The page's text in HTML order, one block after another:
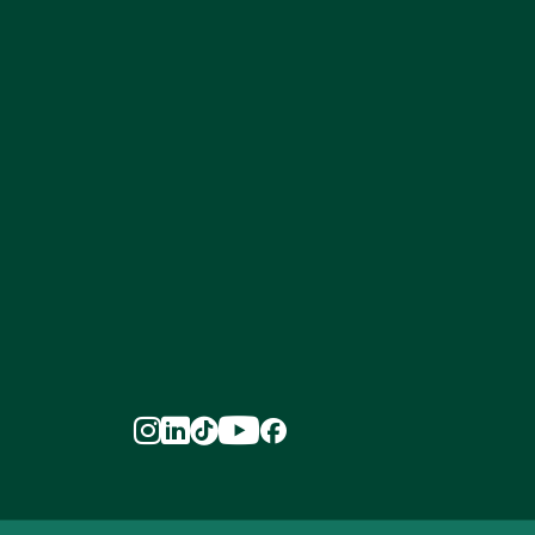
